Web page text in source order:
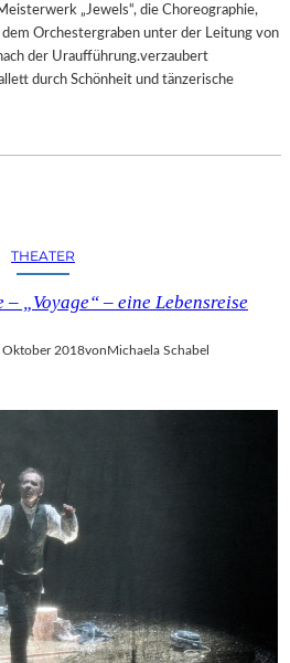
„Jewels“, die Choreographie,
dem Orchestergraben unter der Leitung von
der Uraufführung.verzaubert
durch Schönheit und tänzerische
THEATER
„Voyage“ – eine Lebensreise
Oktober 2018vonMichaela Schabel